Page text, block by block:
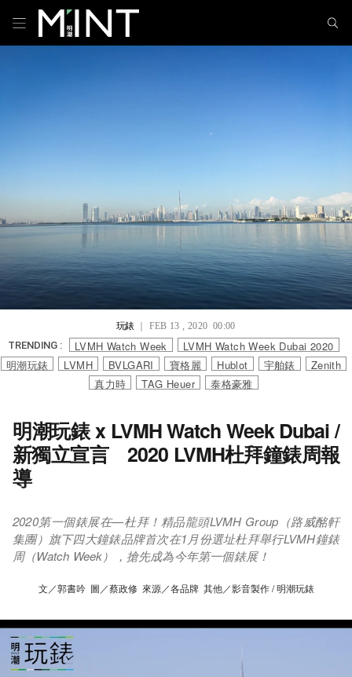
玩錶｜ FEB 13 , 2020 00:00
TRENDING : LVMH Watch Week
LVMH Watch Week Dubai 2020
明潮玩錶
LVMH BVLGARI 寶格麗 Hublot 宇舶錶
Zenith
真力時
TAG Heuer 泰格豪雅
明潮玩錶 x LVMH Watch Week Dubai /
新獨立宣言 2020 LVMH杜拜鐘錶周報
導
2020第一個錶展在—杜拜！精品龍頭LVMH Group（路威酩軒
集團）旗下四大鐘錶品牌首次在1月份選址杜拜舉行LVMH鐘錶
周（Watch Week），搶先成為今年第一個錶展！
文／郭書吟 圖／蔡政修 來源／各品牌 其他／影音製作 / 明潮玩錶